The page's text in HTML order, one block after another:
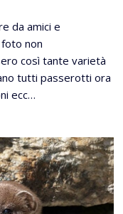
da amici e
non
così tante varietà
tutti passerotti ora
ecc…